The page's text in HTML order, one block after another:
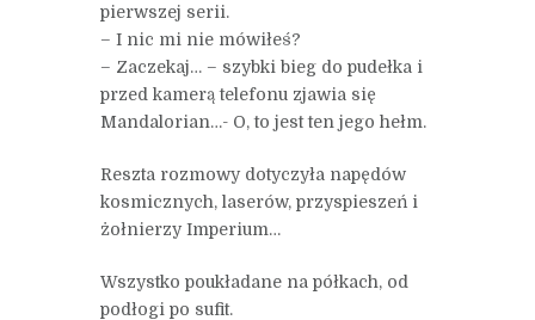
pierwszej serii.
– I nic mi nie mówiłeś?
– Zaczekaj… – szybki bieg do pudełka i
przed kamerą telefonu zjawia się
Mandalorian…- O, to jest ten jego hełm.
Reszta rozmowy dotyczyła napędów
kosmicznych, laserów, przyspieszeń i
żołnierzy Imperium…
Wszystko poukładane na półkach, od
podłogi po sufit.